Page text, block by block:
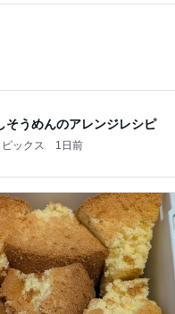
諦め変更したカカオニブ
ックス 20時間前